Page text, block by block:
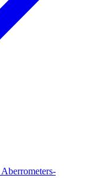
Aberrometers-